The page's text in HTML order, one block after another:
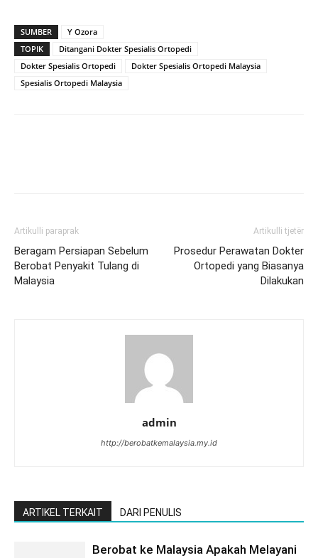
SUMBER
Y Ozora
TOPIK
Ditangani Dokter Spesialis Ortopedi
Dokter Spesialis Ortopedi
Dokter Spesialis Ortopedi Malaysia
Spesialis Ortopedi Malaysia
Artikulli paraprak
Beragam Persiapan Sebelum
Berobat Penyakit Tulang di
Malaysia
Artikulli tjetër
Prosedur Perawatan Dokter
Ortopedi yang Biasanya
Dilakukan
admin
http://berobatkemalaysia.my.id
ARTIKEL TERKAIT DARI PENULIS
Berobat ke Malaysia Apakah Melayani